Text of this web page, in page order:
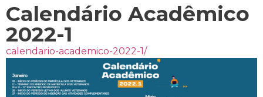
Calendário Acadêmico
2022-1
calendario-academico-2022-1/